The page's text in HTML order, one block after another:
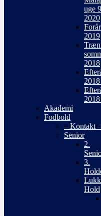
uge
2020
Forår
2019
2018
Akademi
Fodbold
– Kontakt –
Senior
2.
3.
Hold